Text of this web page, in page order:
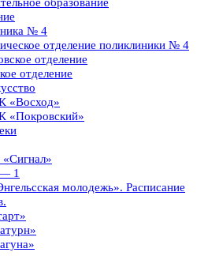
образование
№ 4
отделение поликлиники № 4
отделение
отделение
«Восход»
1
молодежь». Расписание